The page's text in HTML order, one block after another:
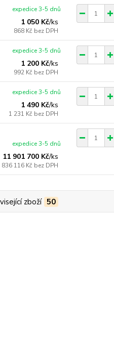
1 050 Kč/ks
868 Kč bez DPH
expedice 3-5 dnů
1 200 Kč/ks
992 Kč bez DPH
expedice 3-5 dnů
1 490 Kč/ks
1 231 Kč bez DPH
expedice 3-5 dnů
11 901 700 Kč/ks
836 116 Kč bez DPH
expedice 3-5 dnů
zboží 50